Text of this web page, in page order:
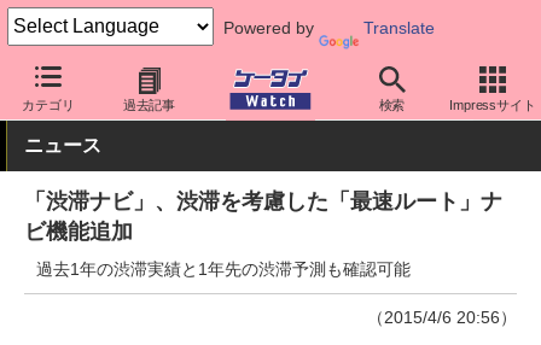
Powered by Translate
カテゴリ 過去記事 検索 Impressサイト
ケータイ Watch OS iPhone (iOS) アプリ・サービス
ニュース
「渋滞ナビ」、渋滞を考慮した「最速ルート」ナ
ビ機能追加
過去1年の渋滞実績と1年先の渋滞予測も確認可能
（2015/4/6 20:56）